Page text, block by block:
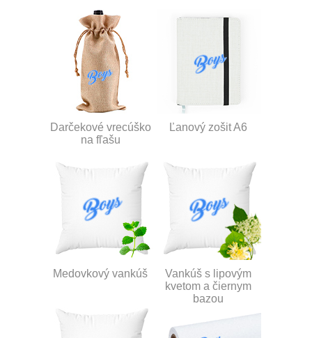
Darčekové vrecúško
na fľašu
Ľanový zošit A6
Medovkový vankúš
Vankúš s lipovým
kvetom a čiernym
bazou